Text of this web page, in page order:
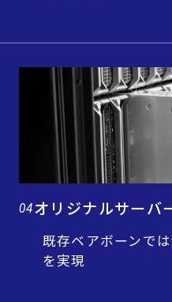
04オリジナルサーバ
既存ベアボーンで
を実現